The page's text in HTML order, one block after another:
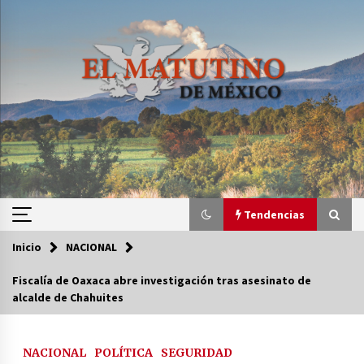
Tendencias
Tendencias
Inicio NACIONAL
Fiscalía de Oaxaca abre investigación tras asesinato de
alcalde de Chahuites
NACIONAL POLÍTICA SEGURIDAD